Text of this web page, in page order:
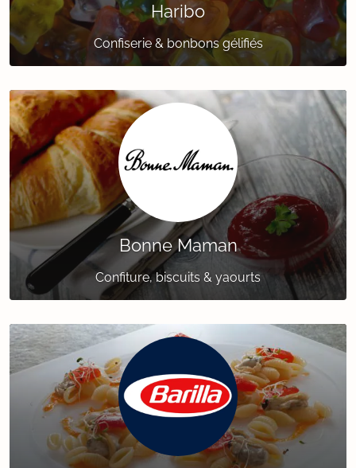
Haribo
Confiserie & bonbons gélifiés
Bonne Maman
Confiture, biscuits & yaourts